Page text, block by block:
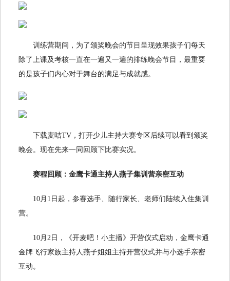
训练营期间，为了颁奖晚会的节目呈现效果孩子们每天
除了上课及考核一直在一遍又一遍的排练晚会节目，最重要
的是孩子们内心对于舞台的满足与成就感。
下载麦咭TV，打开少儿主持大赛专区后续可以看到颁奖
晚会。现在先来一同回顾下比赛实况。
赛程回顾：金鹰卡通主持人燕子集训营亲密互动
10月1日起，参赛选手、随行家长、老师们陆续入住集训
营。
10月2日，《开麦吧！小主播》开营仪式启动，金鹰卡通
金牌飞行家族主持人燕子姐姐主持开营仪式并与小选手亲密
互动。